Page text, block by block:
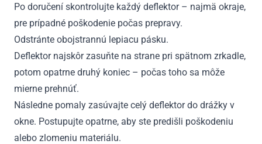
Po doručení skontrolujte každý deflektor – najmä okraje,
pre prípadné poškodenie počas prepravy.
Odstránte obojstrannú lepiacu pásku.
Deflektor najskôr zasuňte na strane pri spätnom zrkadle,
potom opatrne druhý koniec – počas toho sa môže
mierne prehnúť.
Následne pomaly zasúvajte celý deflektor do drážky v
okne. Postupujte opatrne, aby ste predišli poškodeniu
alebo zlomeniu materiálu.